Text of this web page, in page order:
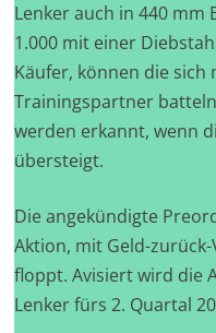
Lenker auch in 440 mm
1.000 mit einer
Käufer, können die
Trainingspartner
werden erkannt, wenn
übersteigt.
Die angekündigte
Aktion, mit Geld-
floppt. Avisiert wird die
Lenker fürs 2. Quartal